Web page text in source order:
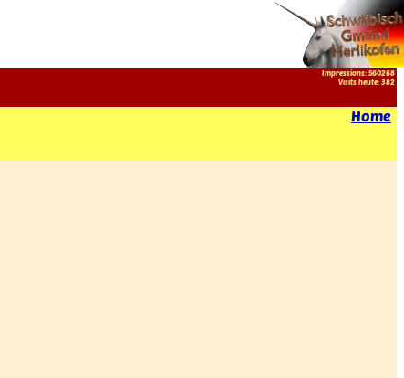
Impressions: 560268
Visits heute: 382
Home